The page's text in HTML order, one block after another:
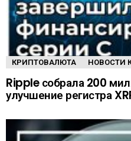
КРИПТОВАЛЮТА НОВОСТИ
Ripple собрала 200
улучшение регистра